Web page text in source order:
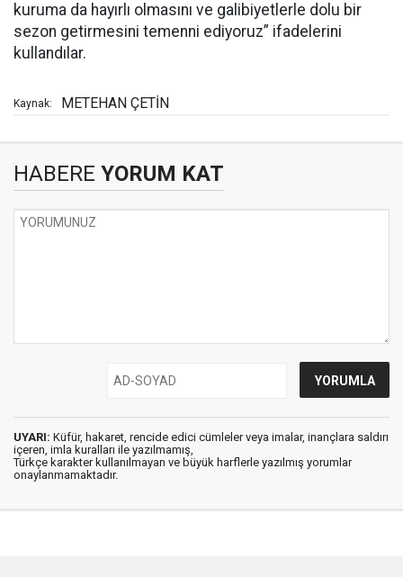
kuruma da hayırlı olmasını ve galibiyetlerle dolu bir
sezon getirmesini temenni ediyoruz” ifadelerini
kullandılar.
Kaynak: METEHAN ÇETİN
HABERE YORUM KAT
UYARI: Küfür, hakaret, rencide edici cümleler veya imalar, inançlara saldırı
içeren, imla kuralları ile yazılmamış,
Türkçe karakter kullanılmayan ve büyük harflerle yazılmış yorumlar
onaylanmamaktadır.